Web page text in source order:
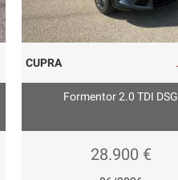
CUPRA
Formentor 2.0 TDI DSG
28.900 €